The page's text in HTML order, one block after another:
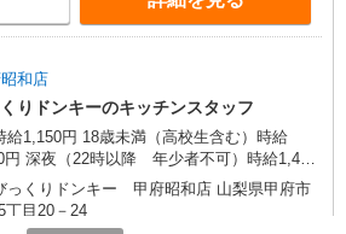
和店
りドンキーのキッチンスタッフ
給1,150円 18歳未満（高校生含む）時給
円 深夜（22時以降 年少者不可）時給1,438
朝手当：時給＋100円 ☆土日祝日手当：時
円 ☆12月31日〜1月3日まで年末年始手当
時給アップ）
っくりドンキー 甲府昭和店 山梨県甲府市
丁目20－24